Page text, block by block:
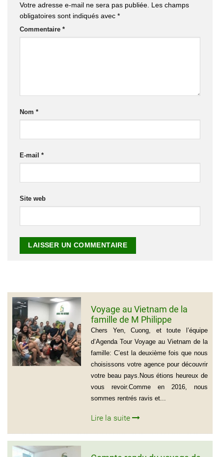
Votre adresse e-mail ne sera pas publiée. Les champs
obligatoires sont indiqués avec *
Commentaire *
Nom *
E-mail *
Site web
Voyage au Vietnam de la
famille de M Philippe
GROGNET
Chers Yen, Cuong, et toute l’équipe
d’Agenda Tour Voyage au Vietnam de la
famille: C’est la deuxième fois que nous
choisissons votre agence pour découvrir
votre beau pays.Nous étions heureux de
vous revoir.Comme en 2016, nous
sommes rentrés ravis et...
Lire la suite